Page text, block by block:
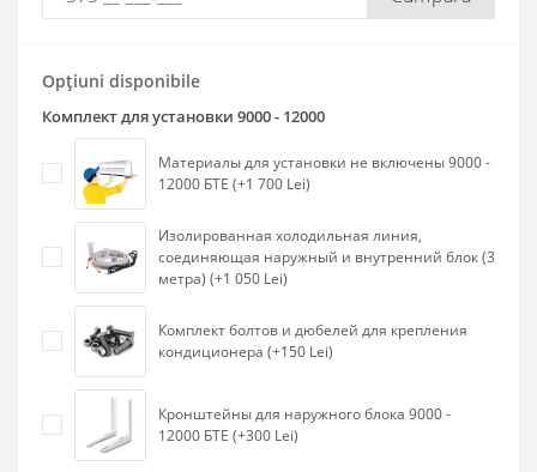
Opțiuni disponibile
Комплект для установки 9000 - 12000
Материалы для установки не включены 9000 -
12000 БТЕ (+1 700 Lei)
Изолированная холодильная линия,
соединяющая наружный и внутренний блок (3
метра) (+1 050 Lei)
Комплект болтов и дюбелей для крепления
кондиционера (+150 Lei)
Кронштейны для наружного блока 9000 -
12000 БТЕ (+300 Lei)